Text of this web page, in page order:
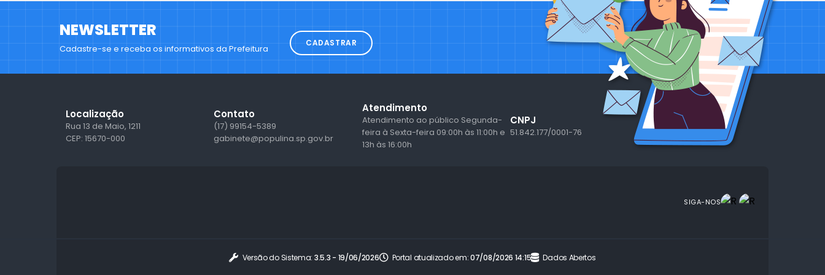
NEWSLETTER
Cadastre-se e receba os informativos da Prefeitura
CADASTRAR
SIGA-NOS
Localização
Rua 13 de Maio, 1211
CEP: 15670-000
Contato
(17) 99154-5389
gabinete@populina.sp.gov.br
Atendimento
Atendimento ao público Segunda-
feira à Sexta-feira 09:00h às 11:00h e
13h às 16:00h
CNPJ
51.842.177/0001-76
Versão do Sistema: 3.5.3 - 19/06/2026 Portal atualizado em:07/08/2026 14:15 Dados Abertos